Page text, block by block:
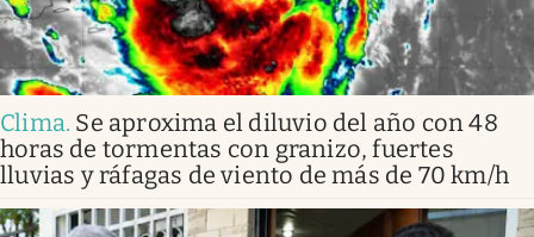
Clima. Se aproxima el diluvio del año con 48
horas de tormentas con granizo, fuertes
lluvias y ráfagas de viento de más de 70 km/h